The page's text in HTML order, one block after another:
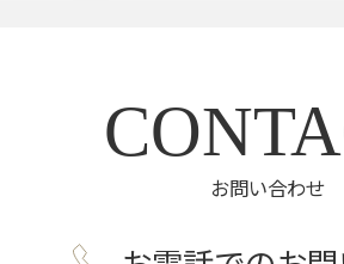
お問い合わせ